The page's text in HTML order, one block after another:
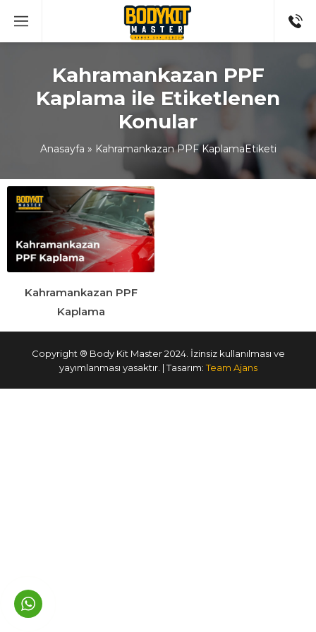
Kahramankazan PPF
Kaplama ile Etiketlenen
Konular
Anasayfa » Kahramankazan PPF KaplamaEtiketi
Kahramankazan PPF
Kaplama
Copyright ® Body Kit Master 2024. İzinsiz kullanılması ve
yayımlanması yasaktır. | Tasarım:Team Ajans